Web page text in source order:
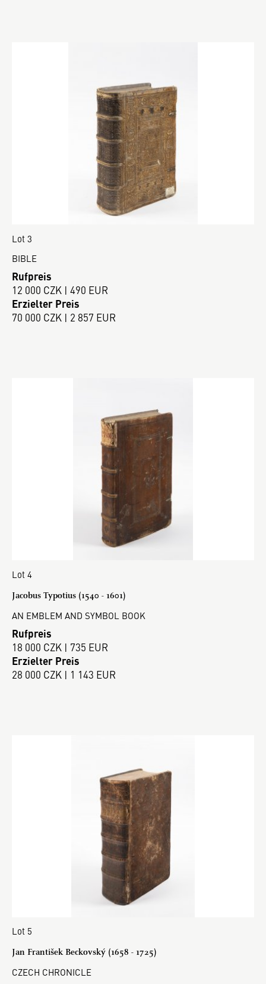
Lot 3
BIBLE
Rufpreis
12 000 CZK | 490 EUR
Erzielter Preis
70 000 CZK | 2 857 EUR
Lot 4
Jacobus Typotius (1540 - 1601)
AN EMBLEM AND SYMBOL BOOK
Rufpreis
18 000 CZK | 735 EUR
Erzielter Preis
28 000 CZK | 1 143 EUR
Lot 5
Jan František Beckovský (1658 - 1725)
CZECH CHRONICLE